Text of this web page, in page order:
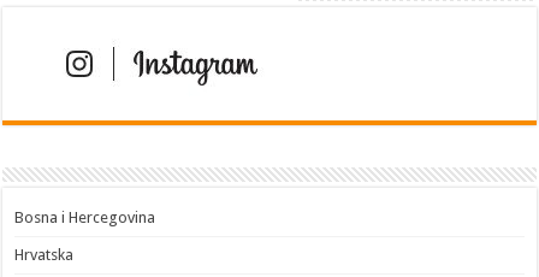
Bosna i Hercegovina
Hrvatska